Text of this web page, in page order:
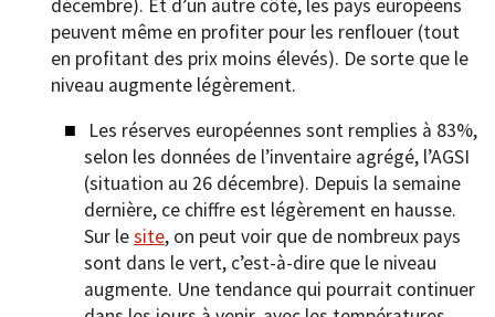
décembre). Et d’un autre côté, les pays européens
peuvent même en profiter pour les renflouer (tout
en profitant des prix moins élevés). De sorte que le
niveau augmente légèrement.
Les réserves européennes sont remplies à 83%,
selon les données de l’inventaire agrégé, l’AGSI
(situation au 26 décembre). Depuis la semaine
dernière, ce chiffre est légèrement en hausse.
Sur lesite, on peut voir que de nombreux pays
sont dans le vert, c’est-à-dire que le niveau
augmente. Une tendance qui pourrait continuer